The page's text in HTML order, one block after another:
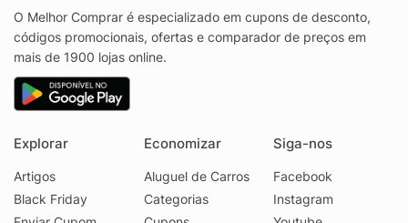
O Melhor Comprar é especializado em cupons de desconto,
códigos promocionais, ofertas e comparador de preços em
mais de 1900 lojas online.
Explorar
Artigos
Black Friday
Economizar
Aluguel de Carros
Categorias
Siga-nos
Facebook
Instagram